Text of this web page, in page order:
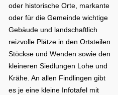
oder historische Orte, markante
oder für die Gemeinde wichtige
Gebäude und landschaftlich
reizvolle Plätze in den Ortsteilen
Stöckse und Wenden sowie den
kleineren Siedlungen Lohe und
Krähe. An allen Findlingen gibt
es je eine kleine Infotafel mit